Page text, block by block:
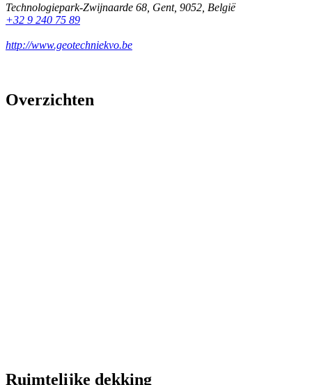
Technologiepark-Zwijnaarde 68 Gent, 9052 België
+32 9 240 75 89
http://www.geotechniekvo.be
Overzichten
Ruimtelijke dekking